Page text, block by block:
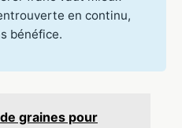
en continu,
bénéfice.
graines pour